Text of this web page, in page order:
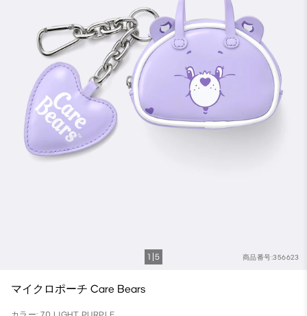
商品番号:356623
1 5
マイクロポーチ Care Bears